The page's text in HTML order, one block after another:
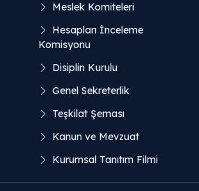
Meslek Komiteleri
Hesapları İnceleme
Komisyonu
Disiplin Kurulu
Genel Sekreterlik
Teşkilat Şeması
Kanun ve Mevzuat
Kurumsal Tanıtım Filmi